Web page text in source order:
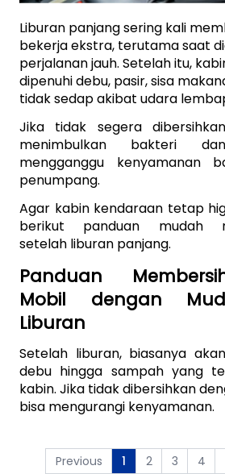
Liburan panjang sering kali
bekerja ekstra, terutama saat
perjalanan jauh. Setelah itu,
dipenuhi debu, pasir, sisa
tidak sedap akibat udara
Jika tidak segera
menimbulkan bakteri
mengganggu kenyamanan
penumpang.
Agar kabin kendaraan tetap
berikut panduan mudah
setelah liburan panjang.
Panduan
Mobil dengan
Liburan
Setelah liburan, biasanya
debu hingga sampah yang
kabin. Jika tidak dibersihkan
bisa mengurangi kenyamanan.
Previous 1 2 3 4